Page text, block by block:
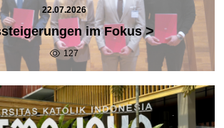
22.07.2026
im Fokus>
127